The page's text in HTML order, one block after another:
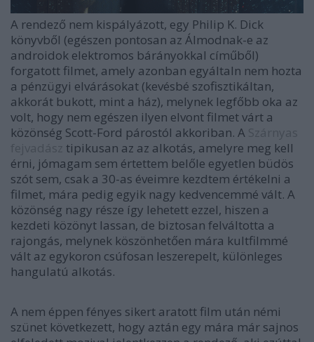
A rendező nem kispályázott, egy Philip K. Dick
könyvből (egészen pontosan az Álmodnak-e az
androidok elektromos bárányokkal címűből)
forgatott filmet, amely azonban egyáltaln nem hozta
a pénzügyi elvárásokat (kevésbé szofisztikáltan,
akkorát bukott, mint a ház), melynek legfőbb oka az
volt, hogy nem egészen ilyen elvont filmet várt a
közönség Scott-Ford párostól akkoriban. A
tipikusan az az alkotás, amelyre meg kell
érni, jómagam sem értettem belőle egyetlen büdös
szót sem, csak a 30-as éveimre kezdtem értékelni a
filmet, mára pedig egyik nagy kedvencemmé vált. A
közönség nagy része így lehetett ezzel, hiszen a
kezdeti közönyt lassan, de biztosan felváltotta a
rajongás, melynek köszönhetően mára kultfilmmé
vált az egykoron csúfosan leszerepelt, különleges
hangulatú alkotás.
A nem éppen fényes sikert aratott film után némi
szünet következett, hogy aztán egy mára már sajnos